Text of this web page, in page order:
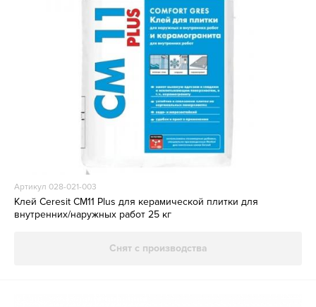
Артикул 028-021-003
Клей Ceresit CM11 Plus для керамической плитки для
внутренних/наружных работ 25 кг
Снят с производства